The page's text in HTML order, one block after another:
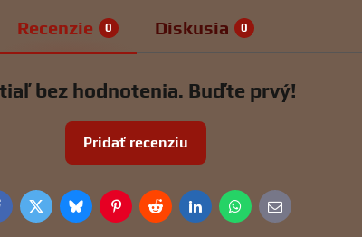
Recenzie 0 Diskusia 0
bez hodnotenia. Buďte prvý!
Pridať recenziu
TwitterBlueskyPinterestRedditLinkedInWhatsApp
E-
mail